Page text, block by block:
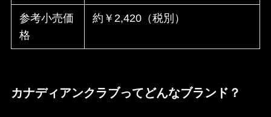
参考小売価
格
約￥2,420（税別）
カナディアンクラブってどんなブランド？